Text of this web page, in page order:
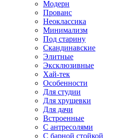
Модерн
Прованс
Неоклассика
Минимализм
Под старину
Скандинавские
Элитные
Эксклюзивные
Хай-тек
Особенности
Для студии
Для хрущевки
Для дачи
Встроенные
С антресолями
С барной стойкой